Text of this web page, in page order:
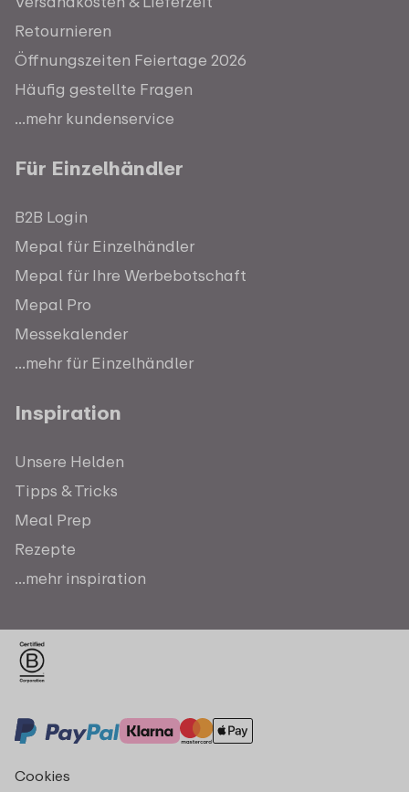
Retournieren
Öffnungszeiten Feiertage 2026
Häufig gestellte Fragen
...mehr kundenservice
Für Einzelhändler
B2B Login
Mepal für Einzelhändler
Mepal für Ihre Werbebotschaft
Mepal Pro
Messekalender
...mehr für Einzelhändler
Inspiration
Unsere Helden
Tipps & Tricks
Meal Prep
Rezepte
...mehr inspiration
Cookies